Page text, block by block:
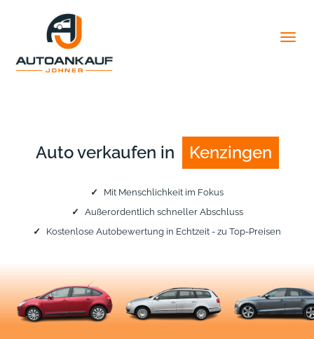
Auto verkaufen in Kenzingen
✓
Mit Menschlichkeit im Fokus
✓
Außerordentlich schneller Abschluss
✓
Kostenlose Autobewertung in Echtzeit - zu Top-Preisen